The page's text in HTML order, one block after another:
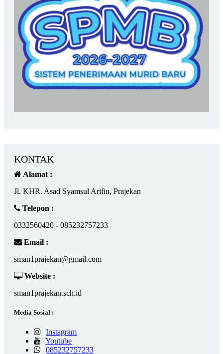
KONTAK
Alamat :
Jl. KHR. Asad Syamsul Arifin, Prajekan
Telepon :
0332560420 - 085232757233
Email :
sman1prajekan@gmail.com
Website :
sman1prajekan.sch.id
Media Sosial :
Instagram
Youtube
085232757233